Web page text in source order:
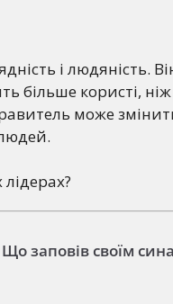
і людяність.
більше користі,
може
Що заповів своїм